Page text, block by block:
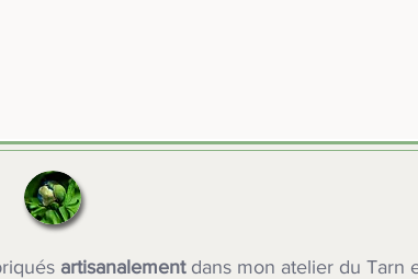
artisanalement dans mon atelier du Tarn